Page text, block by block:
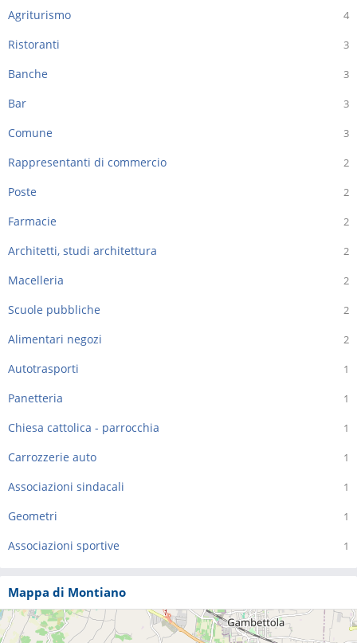
4
Agriturismo
3
Ristoranti
3
Banche
3
Bar
3
Comune
2
Rappresentanti di commercio
2
Poste
2
Farmacie
2
Architetti, studi architettura
2
Macelleria
2
Scuole pubbliche
2
Alimentari negozi
1
Autotrasporti
1
Panetteria
1
Chiesa cattolica - parrocchia
1
Carrozzerie auto
1
Associazioni sindacali
1
Geometri
1
Associazioni sportive
Mappa di Montiano